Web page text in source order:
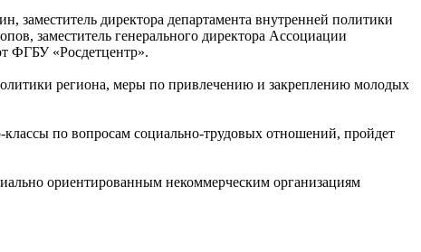
заместитель директора департамента внутренней политики
заместитель генерального директора Ассоциации
ФГБУ «Росдетцентр».
региона, меры по привлечению и закреплению молодых
по вопросам социально-трудовых отношений, пройдет
ориентированным некоммерческим организациям